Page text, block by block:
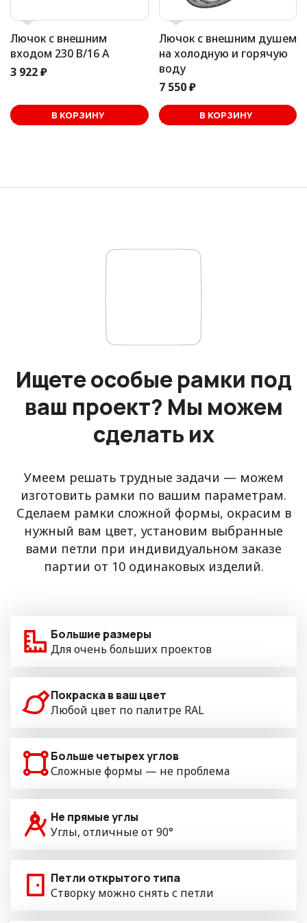
Лючок с внешним
входом 230 В/16 А
3 922 ₽
В КОРЗИНУ
Лючок с внешним душем
на холодную и горячую
воду
7 550 ₽
В КОРЗИНУ
В корзине
Ищете особые рамки под
ваш проект? Мы можем
сделать их
Умеем решать трудные задачи — можем
изготовить рамки по вашим параметрам.
Сделаем рамки сложной формы, окрасим в
нужный вам цвет, установим выбранные
вами петли при индивидуальном заказе
партии от 10 одинаковых изделий.
Большие размеры
Для очень больших проектов
Покраска в ваш цвет
Любой цвет по палитре RAL
Больше четырех углов
Сложные формы — не проблема
Не прямые углы
Углы, отличные от 90°
Петли открытого типа
Створку можно снять с петли